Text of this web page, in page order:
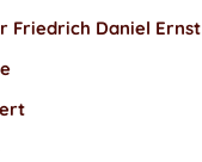
Friedrich Daniel Ernst